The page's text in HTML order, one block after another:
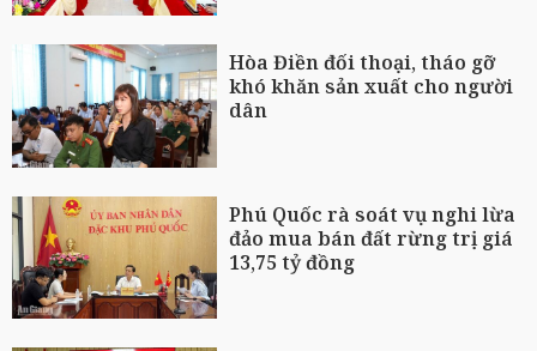
Hòa Điền đối thoại, tháo gỡ
khó khăn sản xuất cho người
dân
Phú Quốc rà soát vụ nghi lừa
đảo mua bán đất rừng trị giá
13,75 tỷ đồng